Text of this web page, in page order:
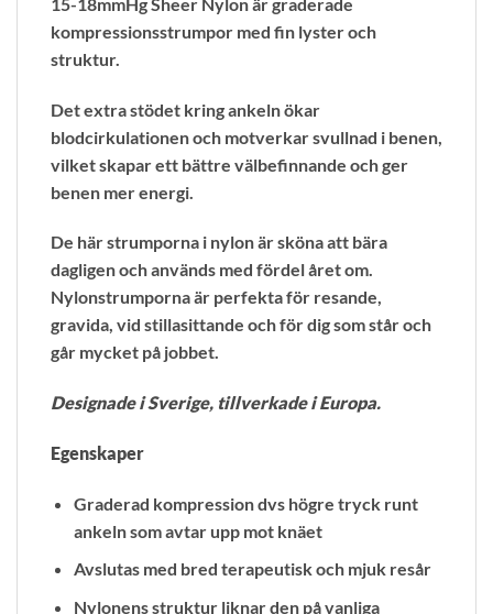
kompressionsstrumpor med fin lyster och
struktur.
Det extra stödet kring ankeln ökar
blodcirkulationen och motverkar svullnad i benen,
vilket skapar ett bättre välbefinnande och ger
benen mer energi.
De här strumporna i nylon är sköna att bära
dagligen och används med fördel året om.
Nylonstrumporna är perfekta för resande,
gravida, vid stillasittande och för dig som står och
går mycket på jobbet.
Designade i Sverige, tillverkade i Europa.
Egenskaper
Graderad kompression dvs högre tryck runt
ankeln som avtar upp mot knäet
Avslutas med bred terapeutisk och mjuk resår
Nylonens struktur liknar den på vanliga